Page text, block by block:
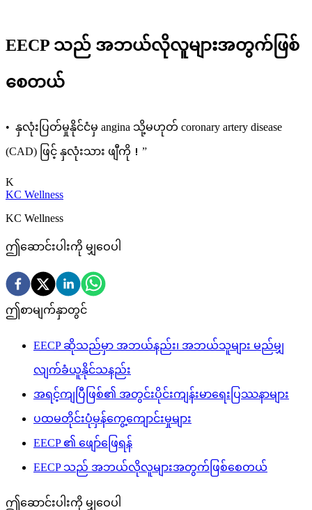
EECP သည် အဘယ်လိုလူများအတွက်ဖြစ်
စေတယ်
• နှလုံးပြတ်မှုနိုင်ငံမှ angina သို့မဟုတ် coronary artery disease
(CAD) ဖြင့် နှလုံးသား ဖျီကို！”
K
KC Wellness
KC Wellness
ဤဆောင်းပါးကို မျှဝေပါ
ဤစာမျက်နှာတွင်
EECP ဆိုသည်မှာ အဘယ်နည်း၊ အဘယ်သူများ မည်မျှ
လျက်ခံယူနိုင်သနည်း
အရင့်ကျပြီဖြစ်၏ အတွင်းပိုင်းကျန်းမာရေးပြဿနာများ
ပထမတိုင်းပုံမှန်ကွေ့ကျောင်းမှုများ
EECP ၏ ဖျော်ဖြေရန်
EECP သည် အဘယ်လိုလူများအတွက်ဖြစ်စေတယ်
ဤဆောင်းပါးကို မျှဝေပါ